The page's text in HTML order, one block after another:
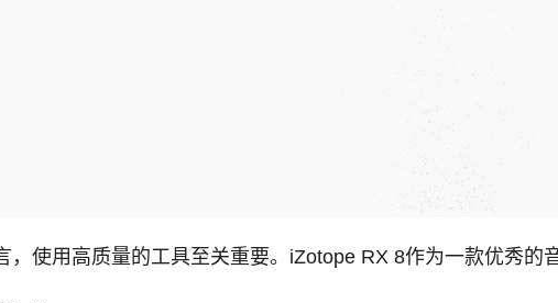
使用高质量的工具至关重要。iZotope RX 8作为一款优秀